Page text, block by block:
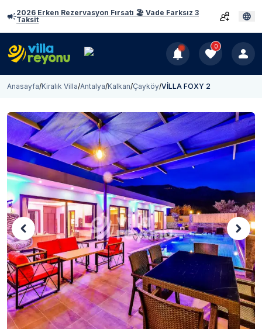
2026 Erken Rezervasyon Fırsatı 🏖️ Vade Farksız 3
Taksit
0
Anasayfa/Kiralık Villa/Antalya/Kalkan/Çayköy/VİLLA FOXY 2